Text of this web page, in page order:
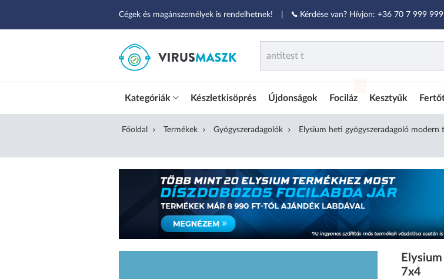
Cégek és magánszemélyek is rendelhetnek! Kérdése van? Hívjon: +36 70 7 999 999
Kategóriák Készletkisöprés Újdonságok Fociláz Kesztyűk
Főoldal Termékek Gyógyszeradagolók Elysium heti gyógyszeradagoló modern
7x4